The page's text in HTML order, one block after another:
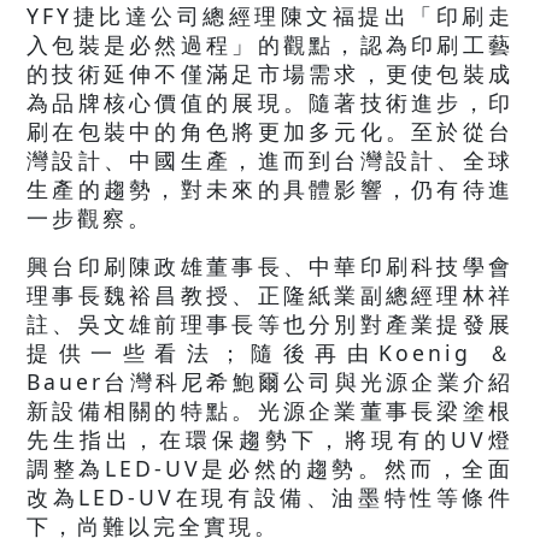
YFY捷比達公司總經理陳文福提出「印刷走
入包裝是必然過程」的觀點，認為印刷工藝
的技術延伸不僅滿足市場需求，更使包裝成
為品牌核心價值的展現。隨著技術進步，印
刷在包裝中的角色將更加多元化。至於從台
灣設計、中國生產，進而到台灣設計、全球
生產的趨勢，對未來的具體影響，仍有待進
一步觀察。
興台印刷陳政雄董事長、中華印刷科技學會
理事長魏裕昌教授、正隆紙業副總經理林祥
註、吳文雄前理事長等也分別對產業提發展
提供一些看法；隨後再由Koenig ＆
Bauer台灣科尼希鮑爾公司與光源企業介紹
新設備相關的特點。光源企業董事長梁塗根
先生指出，在環保趨勢下，將現有的UV燈
調整為LED-UV是必然的趨勢。然而，全面
改為LED-UV在現有設備、油墨特性等條件
下，尚難以完全實現。